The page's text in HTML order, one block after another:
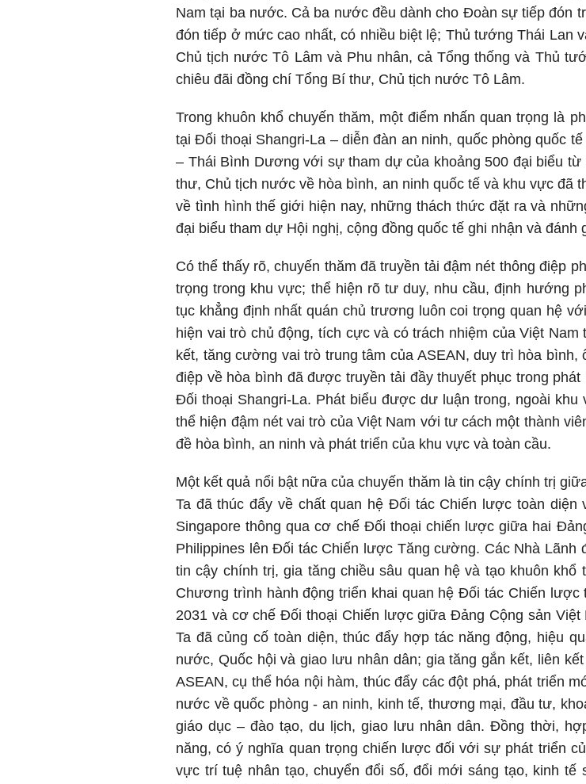
Nam tại ba nước. Cả ba nước đều dành cho Đoàn sự tiếp đón
đón tiếp ở mức cao nhất, có nhiều biệt lệ; Thủ tướng Thái Lan
Chủ tịch nước Tô Lâm và Phu nhân, cả Tổng thống và Thủ
chiêu đãi đồng chí Tổng Bí thư, Chủ tịch nước Tô Lâm.
Trong khuôn khổ chuyến thăm, một điểm nhấn quan trọng là
tại Đối thoại Shangri-La – diễn đàn an ninh, quốc phòng quốc
– Thái Bình Dương với sự tham dự của khoảng 500 đại biểu
thư, Chủ tịch nước về hòa bình, an ninh quốc tế và khu vực đã
về tình hình thế giới hiện nay, những thách thức đặt ra và
đại biểu tham dự Hội nghị, cộng đồng quốc tế ghi nhận và đánh
Có thể thấy rõ, chuyến thăm đã truyền tải đậm nét thông điệp
trọng trong khu vực; thể hiện rõ tư duy, nhu cầu, định hướng
tục khẳng định nhất quán chủ trương luôn coi trọng quan hệ
hiện vai trò chủ động, tích cực và có trách nhiệm của Việt
kết, tăng cường vai trò trung tâm của ASEAN, duy trì hòa
điệp về hòa bình đã được truyền tải đầy thuyết phục trong
Đối thoại Shangri-La. Phát biểu được dư luận trong, ngoài
thể hiện đậm nét vai trò của Việt Nam với tư cách một thành
đề hòa bình, an ninh và phát triển của khu vực và toàn cầu.
Một kết quả nổi bật nữa của chuyến thăm là tin cậy chính trị
Ta đã thúc đẩy về chất quan hệ Đối tác Chiến lược toàn
Singapore thông qua cơ chế Đối thoại chiến lược giữa hai
Philippines lên Đối tác Chiến lược Tăng cường. Các Nhà
tin cậy chính trị, gia tăng chiều sâu quan hệ và tạo khuôn
Chương trình hành động triển khai quan hệ Đối tác Chiến
2031 và cơ chế Đối thoại Chiến lược giữa Đảng Cộng sản
Ta đã củng cố toàn diện, thúc đẩy hợp tác năng động, hiệu
nước, Quốc hội và giao lưu nhân dân; gia tăng gắn kết, liên
ASEAN, cụ thể hóa nội hàm, thúc đẩy các đột phá, phát triển
nước về quốc phòng - an ninh, kinh tế, thương mại, đầu tư,
giáo dục – đào tạo, du lịch, giao lưu nhân dân. Đồng thời,
năng, có ý nghĩa quan trọng chiến lược đối với sự phát triển
vực trí tuệ nhân tạo, chuyển đổi số, đổi mới sáng tạo, kinh tế